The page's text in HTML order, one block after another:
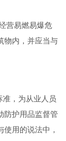
营易燃易爆危
物内，并应当与
，为从业人员
防护用品监督管
用的说法中，